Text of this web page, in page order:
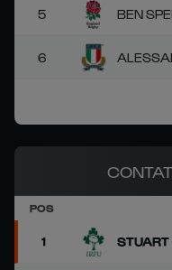
5 BEN
6
POS
1